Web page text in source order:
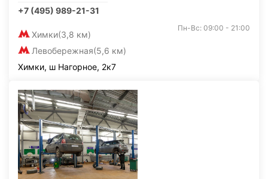
+7 (495) 989-21-31
Химки(3,8 км)
Левобережная(5,6 км)
Пн-Вс: 09:00 - 21:00
Химки, ш Нагорное, 2к7